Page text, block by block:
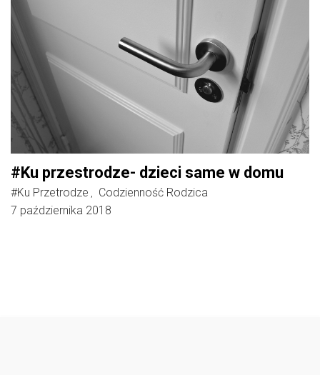
#Ku przestrodze- dzieci same w domu
#Ku Przetrodze ,
Codzienność Rodzica
7 października 2018